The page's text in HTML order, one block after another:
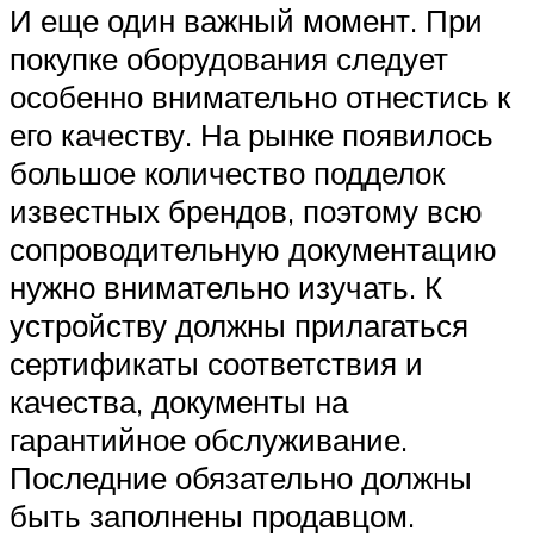
И еще один важный момент. При
покупке оборудования следует
особенно внимательно отнестись к
его качеству. На рынке появилось
большое количество подделок
известных брендов, поэтому всю
сопроводительную документацию
нужно внимательно изучать. К
устройству должны прилагаться
сертификаты соответствия и
качества, документы на
гарантийное обслуживание.
Последние обязательно должны
быть заполнены продавцом.